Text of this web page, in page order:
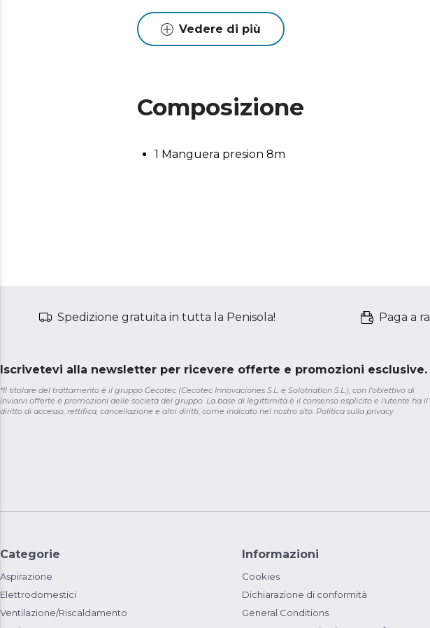
Vedere di più
Composizione
1 Manguera presion 8m
Spedizione gratuita in tutta la Penisola! Paga a
Iscrivetevi alla newsletter per ricevere offerte e promozioni esclusive.
*Il titolare del trattamento è il gruppo Cecotec (Cecotec Innovaciones S.L. e Solotriatlon S.L.), con l'obiettivo di
inviarvi offerte e promozioni delle società del gruppo. La base di legittimità è il consenso esplicito e l'utente ha il
diritto di accesso, rettifica, cancellazione e altri diritti, come indicato nel nostro sito. Politica sulla privacy
Categorie
Aspirazione
Elettrodomestici
Ventilazione/Riscaldamento
Informazioni
Cookies
Dichiarazione di conformità
General Conditions